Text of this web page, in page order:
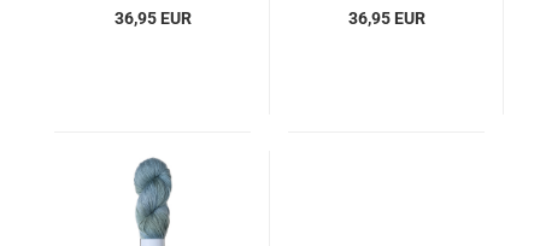
36,95 EUR 36,95 EUR